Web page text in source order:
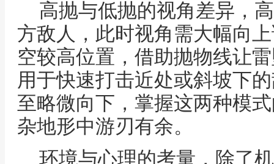
高抛与低抛的视角差异，
方敌人，此时视角需大幅向
空较高位置，借助抛物线让
用于快速打击近处或斜坡下
至略微向下，掌握这两种模
杂地形中游刃有余。
环境与心理的考量，除了